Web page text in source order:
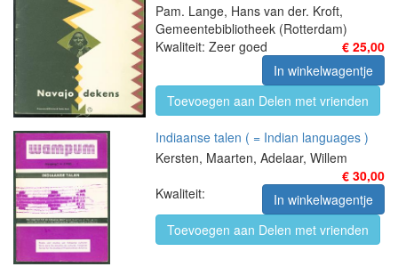
Pam. Lange, Hans van der. Kroft,
Gemeentebibliotheek (Rotterdam)
€ 25,00
Kwaliteit: Zeer goed
In winkelwagentje
Toevoegen aan Delen met vrienden
Indiaanse talen ( = Indian languages )
Kersten, Maarten, Adelaar, Willem
€ 30,00
Kwaliteit:
In winkelwagentje
Toevoegen aan Delen met vrienden